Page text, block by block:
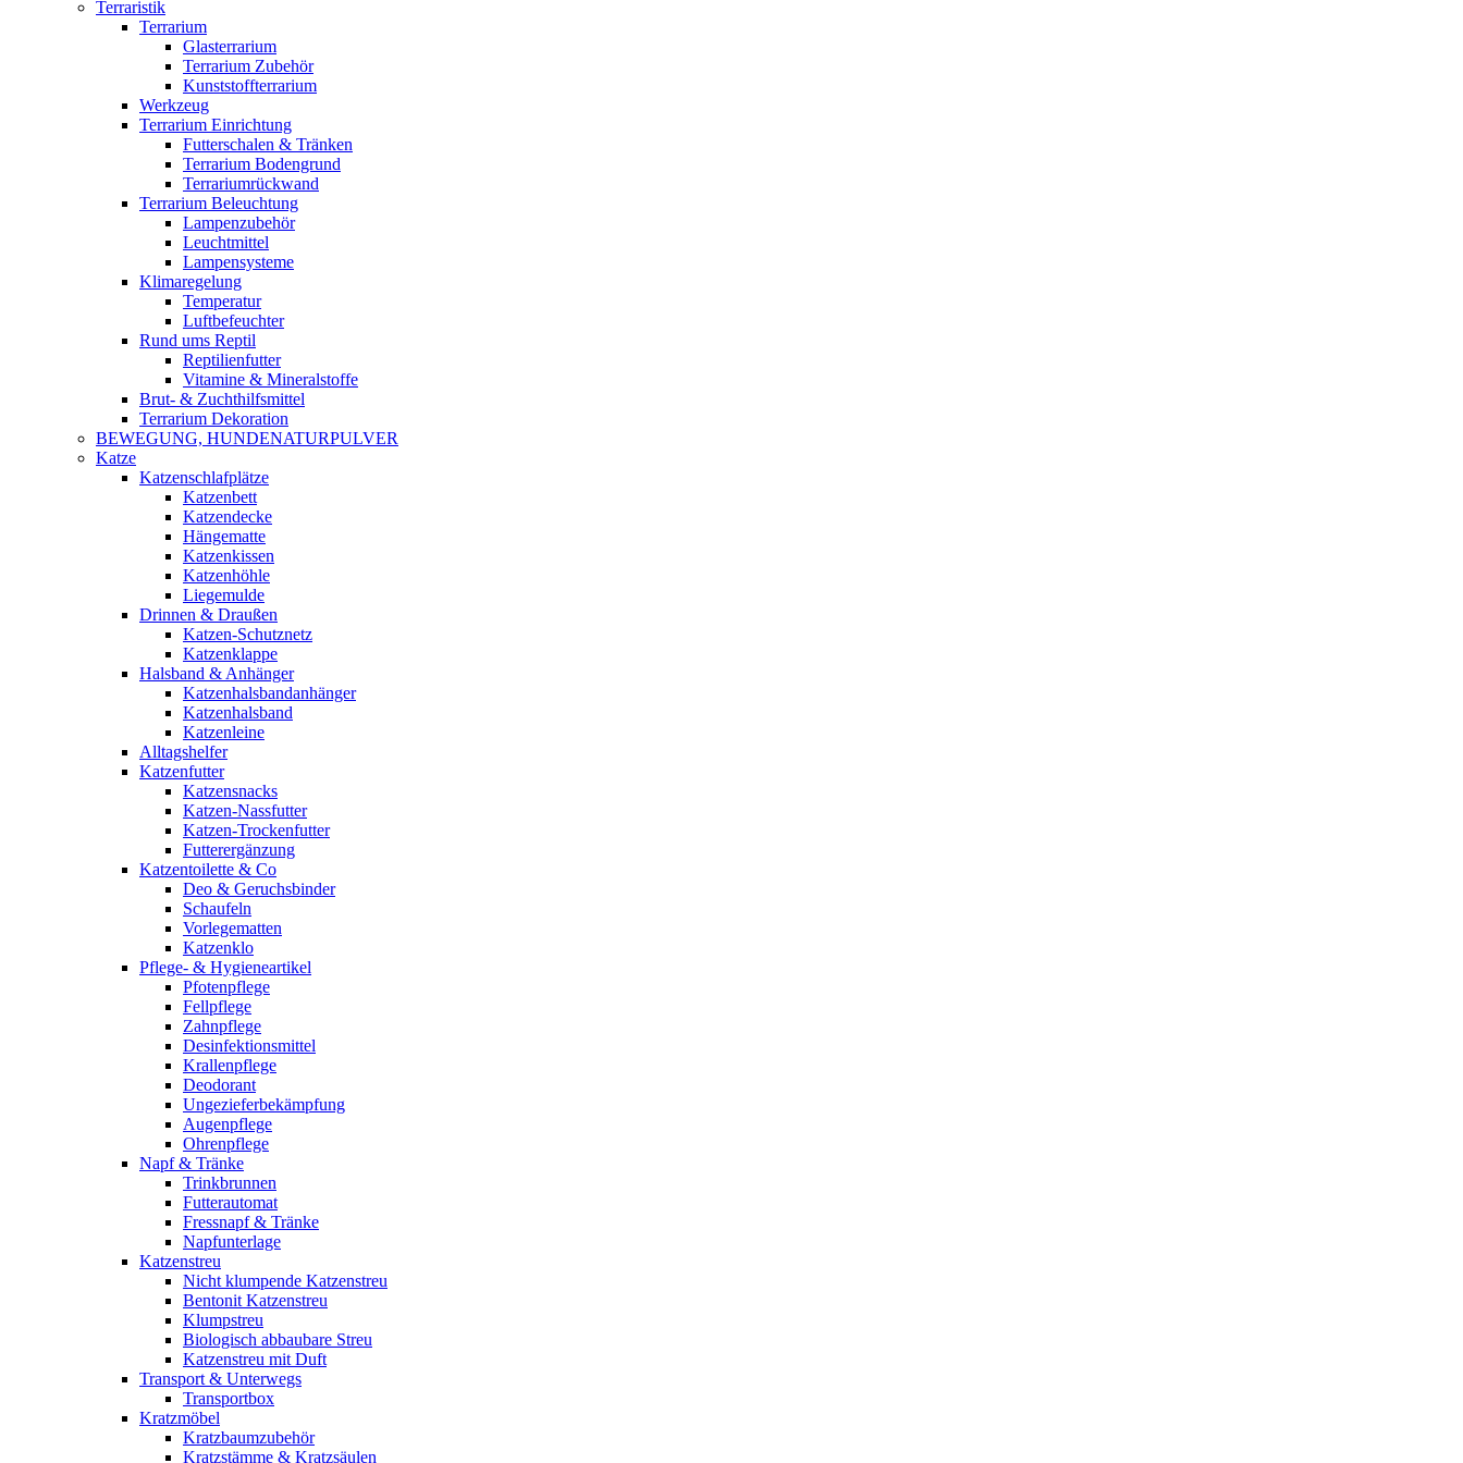
Terraristik
Terrarium
Glasterrarium
Terrarium Zubehör
Kunststoffterrarium
Werkzeug
Terrarium Einrichtung
Futterschalen & Tränken
Terrarium Bodengrund
Terrariumrückwand
Terrarium Beleuchtung
Lampenzubehör
Leuchtmittel
Lampensysteme
Klimaregelung
Temperatur
Luftbefeuchter
Rund ums Reptil
Reptilienfutter
Vitamine & Mineralstoffe
Brut- & Zuchthilfsmittel
Terrarium Dekoration
BEWEGUNG, HUNDENATURPULVER
Katze
Katzenschlafplätze
Katzenbett
Katzendecke
Hängematte
Katzenkissen
Katzenhöhle
Liegemulde
Drinnen & Draußen
Katzen-Schutznetz
Katzenklappe
Halsband & Anhänger
Katzenhalsbandanhänger
Katzenhalsband
Katzenleine
Alltagshelfer
Katzenfutter
Katzensnacks
Katzen-Nassfutter
Katzen-Trockenfutter
Futterergänzung
Katzentoilette & Co
Deo & Geruchsbinder
Schaufeln
Vorlegematten
Katzenklo
Pflege- & Hygieneartikel
Pfotenpflege
Fellpflege
Zahnpflege
Desinfektionsmittel
Krallenpflege
Deodorant
Ungezieferbekämpfung
Augenpflege
Ohrenpflege
Napf & Tränke
Trinkbrunnen
Futterautomat
Fressnapf & Tränke
Napfunterlage
Katzenstreu
Nicht klumpende Katzenstreu
Bentonit Katzenstreu
Klumpstreu
Biologisch abbaubare Streu
Katzenstreu mit Duft
Transport & Unterwegs
Transportbox
Kratzmöbel
Kratzbaumzubehör
Kratzstämme & Kratzsäulen